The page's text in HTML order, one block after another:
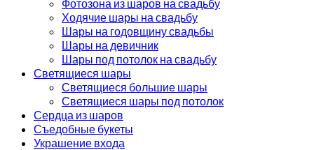
Фотозона из шаров на свадьбу
Ходячие шары на свадьбу
Шары на годовщину свадьбы
Шары на девичник
Шары под потолок на свадьбу
Светящиеся шары
Светящиеся большие шары
Светящиеся шары под потолок
Сердца из шаров
Съедобные букеты
Украшение входа